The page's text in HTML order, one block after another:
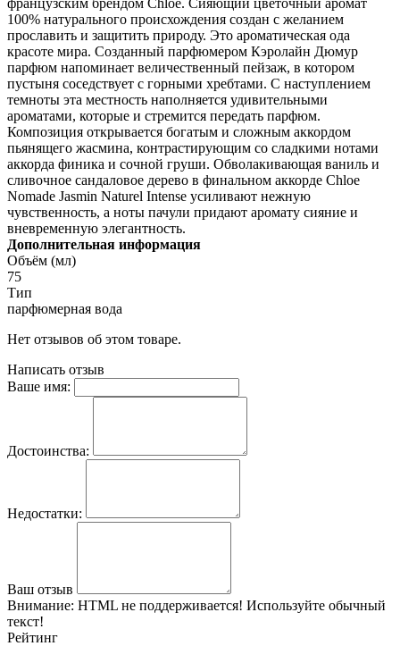
100% натурального происхождения создан с желанием
прославить и защитить природу. Это ароматическая ода
красоте мира. Созданный парфюмером Кэролайн Дюмур
парфюм напоминает величественный пейзаж, в котором
пустыня соседствует с горными хребтами. С наступлением
темноты эта местность наполняется удивительными
ароматами, которые и стремится передать парфюм.
Композиция открывается богатым и сложным аккордом
пьянящего жасмина, контрастирующим со сладкими нотами
аккорда финика и сочной груши. Обволакивающая ваниль и
сливочное сандаловое дерево в финальном аккорде Chloe
Nomade Jasmin Naturel Intense усиливают нежную
чувственность, а ноты пачули придают аромату сияние и
вневременную элегантность.
Дополнительная информация
Объём (мл)
75
Тип
парфюмерная вода
Нет отзывов об этом товаре.
Написать отзыв
Ваше имя:
Достоинства:
Недостатки:
Ваш отзыв
Внимание: HTML не поддерживается! Используйте обычный
текст!
Рейтинг